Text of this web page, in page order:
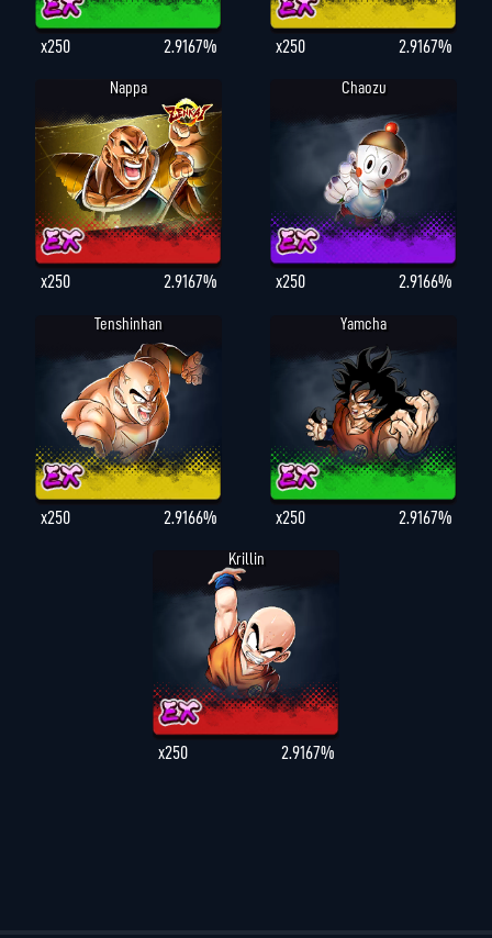
x250 2.9167% x250 2.9167%
Nappa
x250 2.9167%
Chaozu
x250 2.9166%
Tenshinhan
x250 2.9166%
Yamcha
x250 2.9167%
Krillin
x250 2.9167%